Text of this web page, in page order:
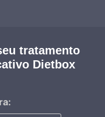
tratamento
Dietbox